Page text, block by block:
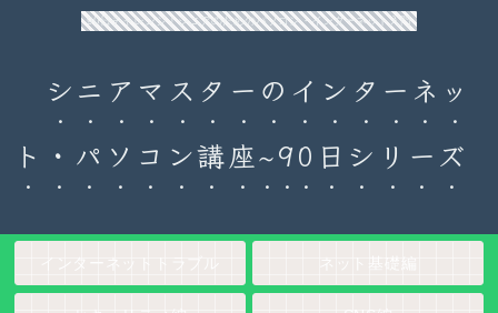
90日チャレンジ！シニアのためのパソコン・インターネット入門
シニアマスターのインターネッ
ト・パソコン講座~90日シリーズ